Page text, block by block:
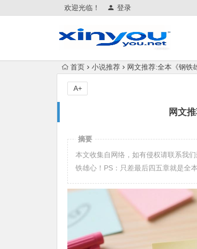
欢迎光临！ 登录
首页 小说推荐 网文推荐:全本《钢铁
网文
A+
摘要
本文收集自网络，如有侵权请联系我
铁雄心！PS：只差最后四五章就是全本